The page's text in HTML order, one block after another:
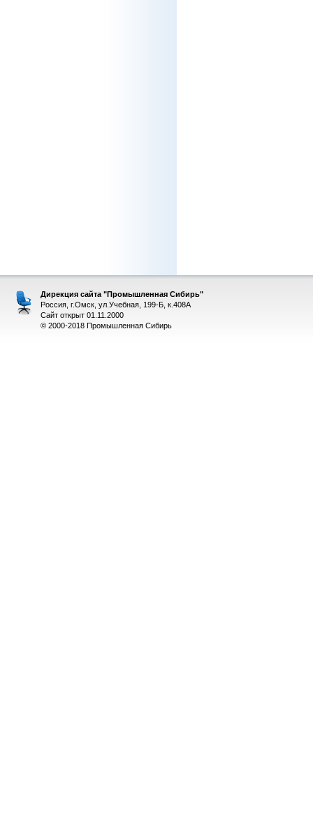
Дирекция сайта "Промышленная Сибирь"
Россия, г.Омск, ул.Учебная, 199-Б, к.408А
Сайт открыт 01.11.2000
© 2000-2018 Промышленная Сибирь